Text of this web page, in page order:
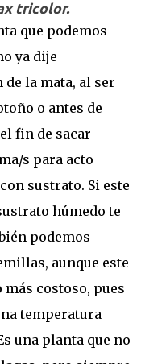
tricolor.
que podemos
ya dije
la mata, al ser
o antes de
fin de sacar
s para acto
sustrato. Si este
húmedo te
podemos
aunque este
costoso, pues
temperatura
una planta que no